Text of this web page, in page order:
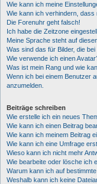
Wie kann ich meine
Wie kann ich verhindern,
Die Forenuhr geht falsch!
Ich habe die Zeitzone
Meine Sprache steht auf
Was sind das für Bilder, die
Wie verwende ich einen
Was ist mein Rang und wie
Wenn ich bei einem Benutzer
anzumelden.
Beiträge schreiben
Wie erstelle ich ein neues
Wie kann ich einen Beitrag
Wie kann ich meinem Beitrag
Wie kann ich eine Umfrage
Wieso kann ich nicht mehr
Wie bearbeite oder lösche ich
Warum kann ich auf
Weshalb kann ich keine